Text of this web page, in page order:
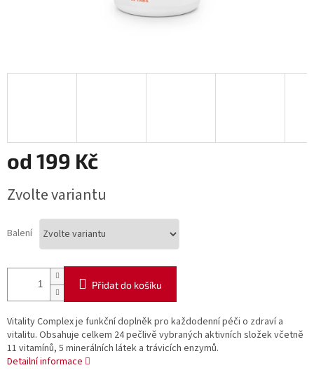
od 199 Kč
cena:
Zvolte variantu
Balení
Přidat do košíku
Vitality Complex je funkční doplněk pro každodenní péči o zdraví a
vitalitu. Obsahuje celkem 24 pečlivě vybraných aktivních složek včetně
11 vitamínů, 5 minerálních látek a trávicích enzymů.
Detailní informace